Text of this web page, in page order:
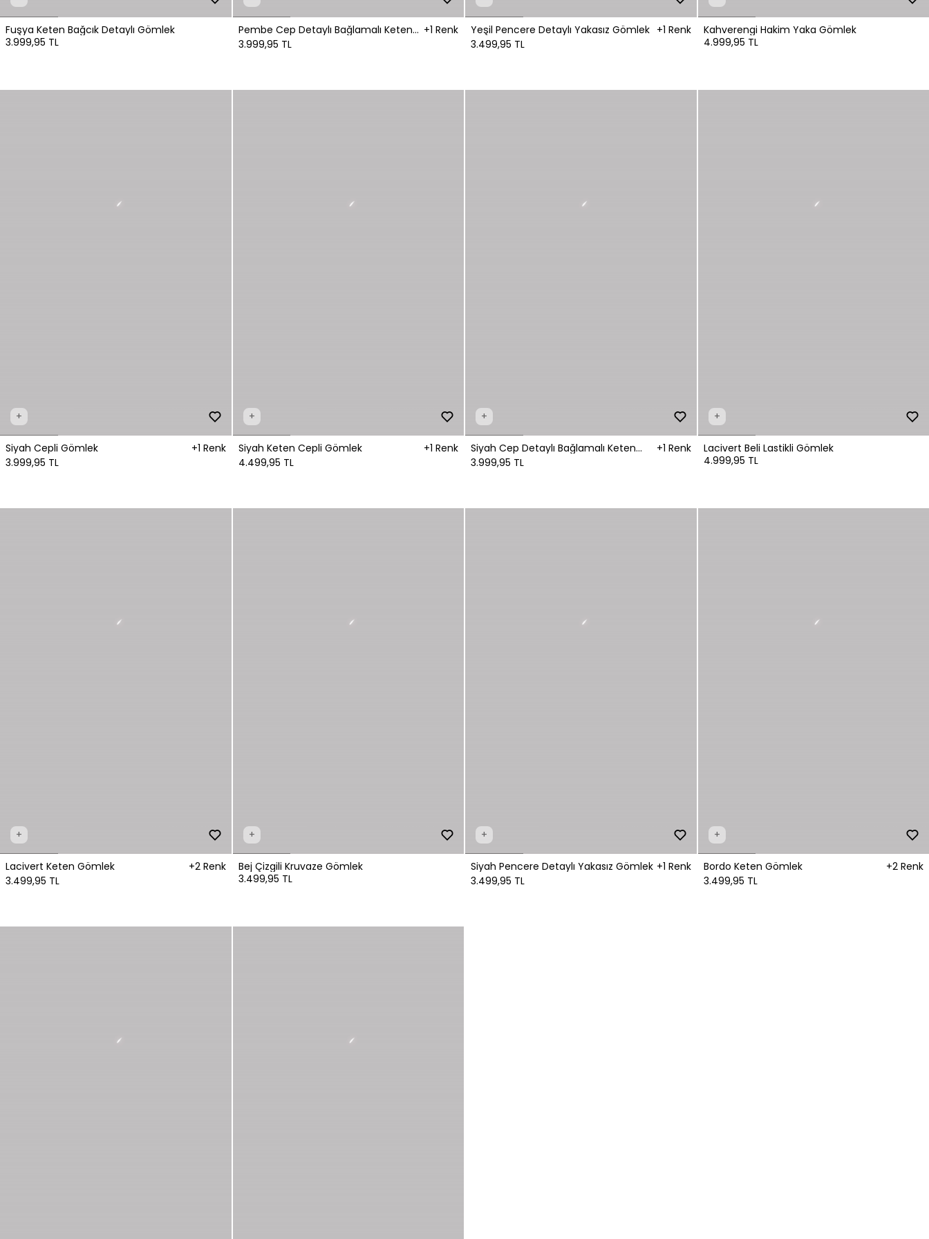
Fuşya Keten Bağcık Detaylı Gömlek
3.999,95 TL
Pembe Cep Detaylı Bağlamalı Keten
Gömlek
+1 Renk
3.999,95 TL
Yeşil Pencere Detaylı Yakasız Gömlek +1 Renk
3.499,95 TL
Kahverengi Hakim Yaka Gömlek
4.999,95 TL
+
Siyah Cepli Gömlek
+1 Renk
3.999,95 TL
+
Siyah Keten Cepli Gömlek
+1 Renk
4.499,95 TL
+
Siyah Cep Detaylı Bağlamalı Keten
Gömlek
+1 Renk
3.999,95 TL
+
Lacivert Beli Lastikli Gömlek
4.999,95 TL
+
Lacivert Keten Gömlek
+2 Renk
3.499,95 TL
+
Bej Çizgili Kruvaze Gömlek
3.499,95 TL
+
Siyah Pencere Detaylı Yakasız Gömlek +1 Renk
3.499,95 TL
+
Bordo Keten Gömlek
+2 Renk
3.499,95 TL